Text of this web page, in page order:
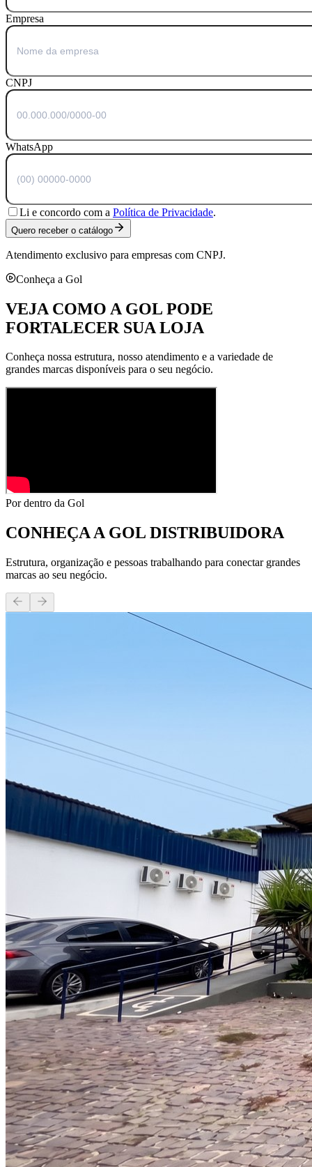
Empresa
CNPJ
WhatsApp
Li e concordo com a Política de Privacidade.
Quero receber o catálogo
Atendimento exclusivo para empresas com CNPJ.
Conheça a Gol
VEJA COMO A GOL PODE
FORTALECER SUA LOJA
Conheça nossa estrutura, nosso atendimento e a variedade de
grandes marcas disponíveis para o seu negócio.
Por dentro da Gol
CONHEÇA AGOL DISTRIBUIDORA
Estrutura, organização e pessoas trabalhando para conectar grandes
marcas ao seu negócio.